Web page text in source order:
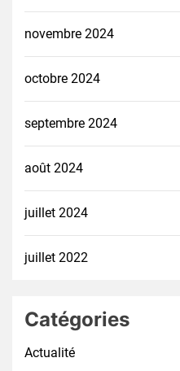
novembre 2024
octobre 2024
septembre 2024
août 2024
juillet 2024
juillet 2022
Catégories
Actualité